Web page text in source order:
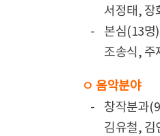
서정태, 장
-
본심(13명)
조송식, 주
ㅇ 음악분야
-
창작분과
김유철, 김